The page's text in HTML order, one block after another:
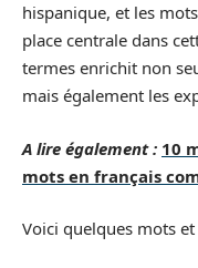
hispanique, et les
place centrale dans
termes enrichit non
mais également les
A lire également : 10
mots en français
Voici quelques mots